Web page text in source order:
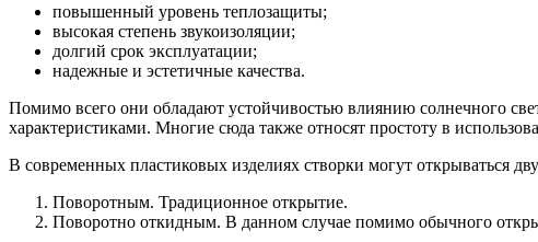
повышенный уровень теплозащиты;
высокая степень звукоизоляции;
долгий срок эксплуатации;
надежные и эстетичные качества.
Помимо всего они обладают устойчивостью влиянию солнечного
характеристиками. Многие сюда также относят простоту в
В современных пластиковых изделиях створки могут открываться
Поворотным. Традиционное открытие.
Поворотно откидным. В данном случае помимо обычного